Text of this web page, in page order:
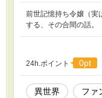
前世記憶持ち令嬢（実
する、その合間の話。
24h.ポイント 0pt
異世界 ファ